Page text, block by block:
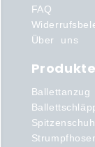
FAQ
Über uns
Produkte
Ballettanzug